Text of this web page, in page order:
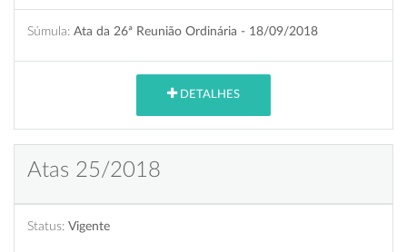
Súmula: Ata da 26ª Reunião Ordinária - 18/09/2018
DETALHES
Atas 25/2018
Status: Vigente